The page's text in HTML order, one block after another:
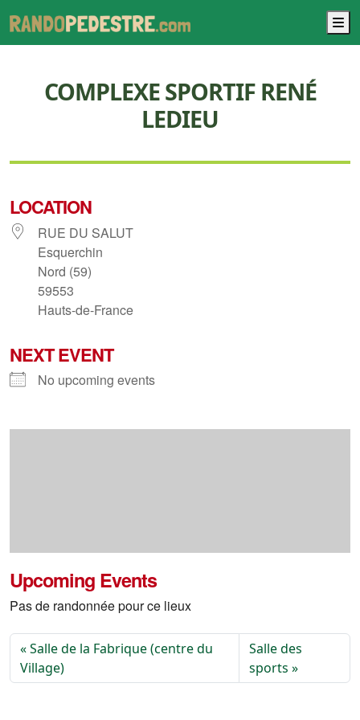
COMPLEXE SPORTIF RENÉ
LEDIEU
LOCATION
RUE DU SALUT
Esquerchin
Nord (59)
59553
Hauts-de-France
NEXT EVENT
No upcoming events
Upcoming Events
Pas de randonnée pour ce lieux
Salle de la Fabrique (centre du
Village)
Salle des
sports